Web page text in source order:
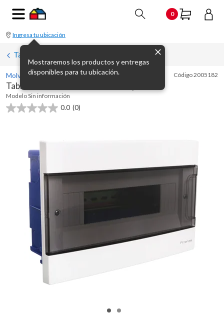
0
Ingresa tu ubicación
Mostraremos los productos y entregas
disponibles para tu ubicación.
Tableros, cajas y gabinetes
Molveno Código2005182
Tablero de embutir 12 módulos tapa humo
ModeloSin información
0.0 (0)
0.0